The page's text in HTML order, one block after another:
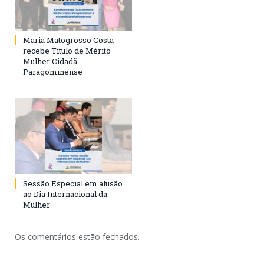
Maria Matogrosso Costa
recebe Título de Mérito
Mulher Cidadã
Paragominense
Sessão Especial em alusão
ao Dia Internacional da
Mulher
Os comentários estão fechados.